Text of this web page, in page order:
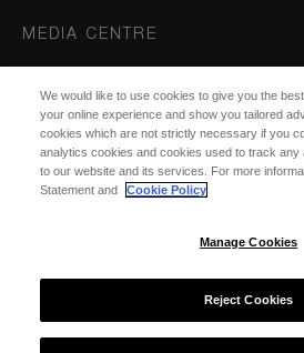
MEDIA CENTRE
CONNECT
Instagram
DESTINATIONS
We would like to use cookies to give you the
your online experience and show you tailored
cookies which are not strictly necessary if you
analytics cookies and cookies used to track any
to our website and its services. For more
Statement and
Cookie Policy
Manage Cookies
Reject Cookies